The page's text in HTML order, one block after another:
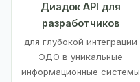
Диадок API для
разработчиков
для глубокой интеграции
ЭДО в уникальные
информационные системы